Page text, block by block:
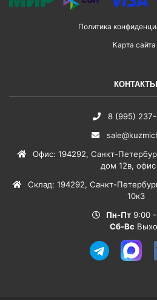
Политика
Карта сайта
КОНТАКТЫ
8 (995)
Офис: 194292, Санкт-
дом 12в, офис
Склад: 194292, Санкт-
10к3
Пн-Пт 9:00
Сб-Вс